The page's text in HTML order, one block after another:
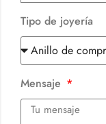
Tipo de joyería
Mensaje